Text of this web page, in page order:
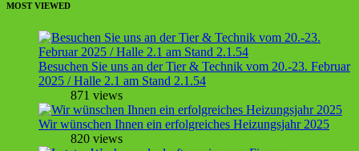
MOST VIEWED
Besuchen Sie uns an der Tier & Technik vom 20.-23. Februar
2025 / Halle 2.1 am Stand 2.1.54
871 views
Wir wünschen Ihnen ein erfolgreiches Heizungsjahr 2025
820 views